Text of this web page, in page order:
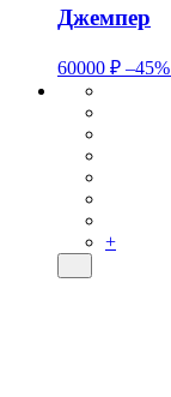
Джемпер
60000 ₽ –45%
+